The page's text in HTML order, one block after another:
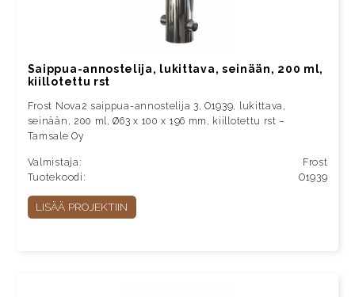
Saippua-annostelija, lukittava, seinään, 200 ml,
kiillotettu rst
Frost Nova2 saippua-annostelija 3, O1939, lukittava,
seinään, 200 ml, Ø63 x 100 x 196 mm, kiillotettu rst –
Tamsale Oy
Valmistaja:
Frost
Tuotekoodi:
O1939
LISÄÄ PROJEKTIIN